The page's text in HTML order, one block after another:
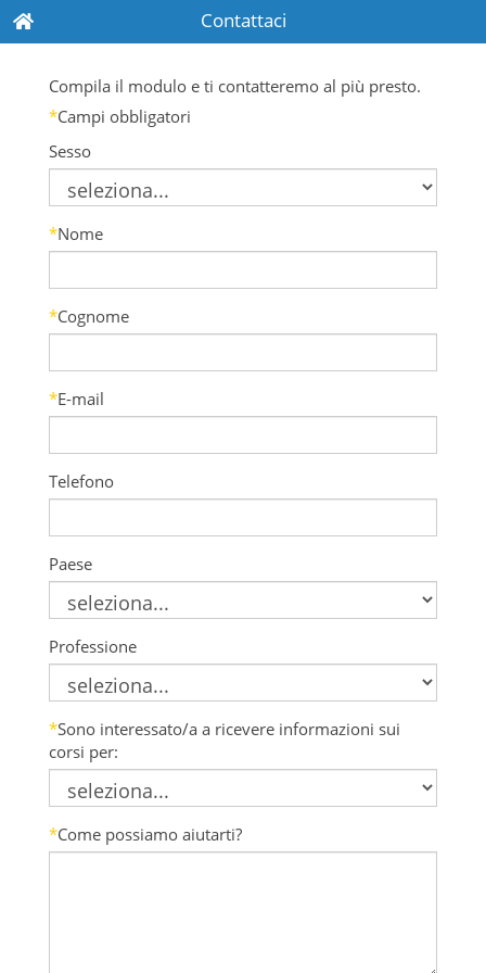
Contattaci
Compila il modulo e ti contatteremo al più presto.
*Campi obbligatori
Sesso
*Nome
*Cognome
*E-mail
Telefono
Paese
Professione
*Sono interessato/a a ricevere informazioni sui
corsi per:
*Come possiamo aiutarti?